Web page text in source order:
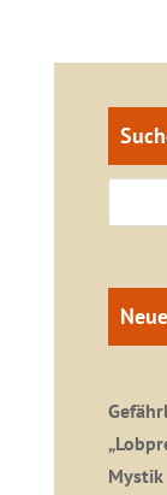
Mystik